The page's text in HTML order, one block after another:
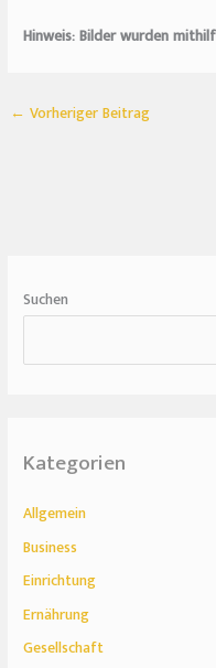
Hinweis: Bilder wurden
← Vorheriger Beitrag
Suchen
Kategorien
Allgemein
Business
Einrichtung
Ernährung
Gesellschaft